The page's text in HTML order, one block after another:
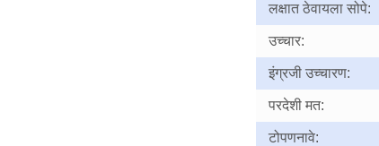
लक्षात ठेवायला सोपे:
उच्चार:
इंग्रजी उच्चारण:
परदेशी मत:
टोपणनावे: